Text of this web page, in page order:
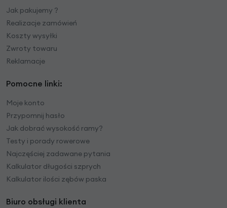
Jak pakujemy ?
Realizacje zamówień
Koszty wysyłki
Zwroty towaru
Reklamacje
Pomocne linki:
Moje konto
Przypomnij hasło
Jak dobrać wysokość ramy?
Testy i porady rowerowe
Najczęściej zadawane pytania
Kalkulator długości szprych
Kalkulator ilości zębów paska
Biuro obsługi klienta